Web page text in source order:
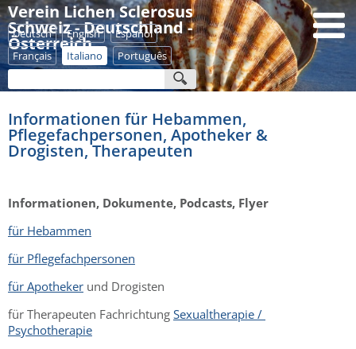
Verein Lichen Sclerosus
Schweiz - Deutschland -
Österreich
Deutsch English
Español
Français
Italiano Português
Informationen für Hebammen,
Pflegefachpersonen, Apotheker &
Drogisten, Therapeuten
Informationen, Dokumente, Podcasts, Flyer
für Hebammen
für Pflegefachpersonen
für Apotheker und Drogisten
für Therapeuten Fachrichtung Sexualtherapie /
Psychotherapie